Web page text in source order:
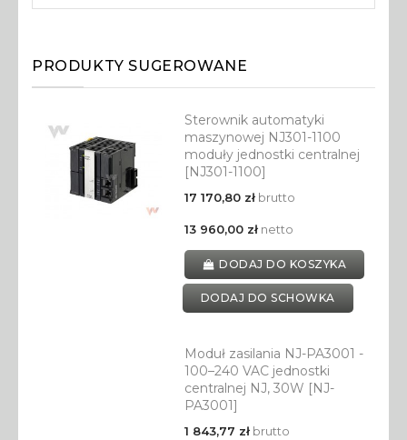
PRODUKTY SUGEROWANE
Sterownik automatyki
maszynowej NJ301-1100
moduły jednostki centralnej
[NJ301-1100]
17 170,80 złbrutto
13 960,00 złnetto
DODAJ DO KOSZYKA
DODAJ DO SCHOWKA
Moduł zasilania NJ-PA3001 -
100–240 VAC jednostki
centralnej NJ, 30W [NJ-
PA3001]
1 843,77 złbrutto